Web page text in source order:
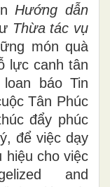
Hướng dẫn
Thừa tác vụ
món quà
lực canh tân
báo Tin
Tân Phúc
đẩy phúc
để việc dạy
hiệu cho việc
and